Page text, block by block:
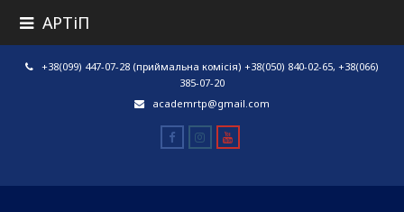
АРТіП
+38(099) 447-07-28 (приймальна комісія) +38(050) 840-02-65, +38(066)
385-07-20
academrtp@gmail.com
FacebookInstagram